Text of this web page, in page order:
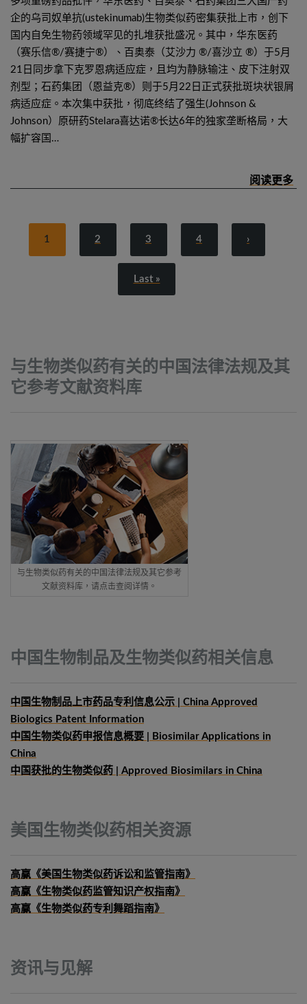
企的乌司奴单抗(ustekinumab)生物类似药密集获批上市，创下
国内自免生物药领域罕见的扎堆获批盛况。其中，华东医药
（赛乐信®/赛捷宁®）、百奥泰（艾沙力 ®/喜沙立 ®）于5月
21日同步拿下克罗恩病适应症，且均为静脉输注、皮下注射双
剂型；石药集团（恩益克®）则于5月22日正式获批斑块状银屑
病适应症。本次集中获批，彻底终结了强生(Johnson &
Johnson）原研药Stelara喜达诺®长达6年的独家垄断格局，大
幅扩容国…
1 2 3 4 ›
Last »
与生物类似药有关的中国法律法规及其
它参考文献资料库
与生物类似药有关的中国法律法规及其它参考
文献资料库，请点击查阅详情。
中国生物制品及生物类似药相关信息
中国生物制品上市药品专利信息公示 | China Approved
Biologics Patent Information
中国生物类似药申报信息概要 | Biosimilar Applications in
China
中国获批的生物类似药 | Approved Biosimilars in China
美国生物类似药相关资源
高赢《美国生物类似药诉讼和监管指南》
高赢《生物类似药监管知识产权指南》
高赢《生物类似药专利舞蹈指南》
资讯与见解